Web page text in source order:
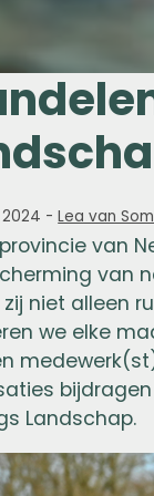
-Lea van
van
van
niet alleen
we elke
Landschap.